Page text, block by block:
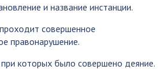
и название инстанции.
совершенное
правонарушение.
которых было совершено деяние.